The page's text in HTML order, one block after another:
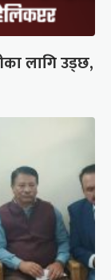
लागि उड्छ,